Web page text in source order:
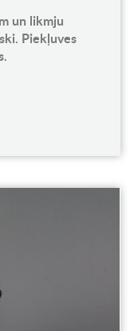
un likmju
Piekļuves